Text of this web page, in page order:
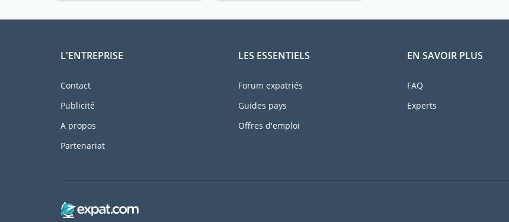
L'ENTREPRISE
Contact
Publicité
A propos
Partenariat
LES ESSENTIELS
Forum expatriés
Guides pays
Offres d'emploi
EN SAVOIR PLUS
FAQ
Experts